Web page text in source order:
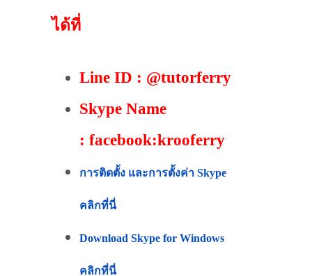
ได้ที่
Line ID : @tutorferry
Skype Name
: facebook:krooferry
การติดตั้ง และการตั้งค่า Skype
คลิกที่นี่
Download Skype for Windows
คลิกที่นี่